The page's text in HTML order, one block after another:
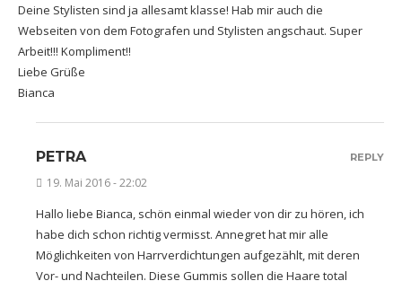
Deine Stylisten sind ja allesamt klasse! Hab mir auch die
Webseiten von dem Fotografen und Stylisten angschaut. Super
Arbeit!!! Kompliment!!
Liebe Grüße
Bianca
PETRA
19. Mai 2016 - 22:02
Hallo liebe Bianca, schön einmal wieder von dir zu hören, ich
habe dich schon richtig vermisst. Annegret hat mir alle
Möglichkeiten von Harrverdichtungen aufgezählt, mit deren
Vor- und Nachteilen. Diese Gummis sollen die Haare total
REPLY